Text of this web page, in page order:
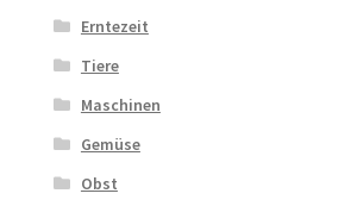
Erntezeit
Tiere
Maschinen
Gemüse
Obst